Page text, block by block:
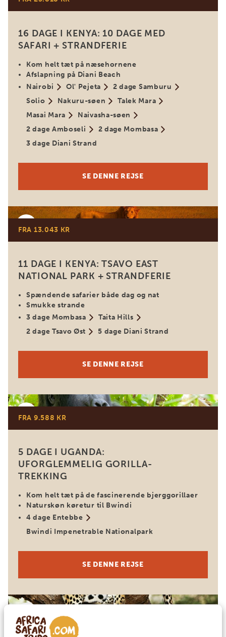
16 DAGE I KENYA: 10 DAGE MED
SAFARI + STRANDFERIE
Kom helt tæt på næsehornene
Afslapning på Diani Beach
Nairobi
Ol' Pejeta
2 dage Samburu
Solio
Nakuru-søen
Talek Mara
Masai Mara
Naivasha-søen
2 dage Amboseli
2 dage Mombasa
3 dage Diani Strand
SE DENNE REJSE
Kenya
FRA 13.043 KR
11 DAGE I KENYA: TSAVO EAST
NATIONAL PARK + STRANDFERIE
Spændende safarier både dag og nat
Smukke strande
3 dage Mombasa
Taita Hills
2 dage Tsavo Øst
5 dage Diani Strand
SE DENNE REJSE
Uganda
FRA 9.588 KR
5 DAGE I UGANDA:
UFORGLEMMELIG GORILLA-
TREKKING
Kom helt tæt på de fascinerende bjerggorillaer
Naturskøn køretur til Bwindi
4 dage Entebbe
Bwindi Impenetrable Nationalpark
SE DENNE REJSE
Kenya
FRA 24.012 KR